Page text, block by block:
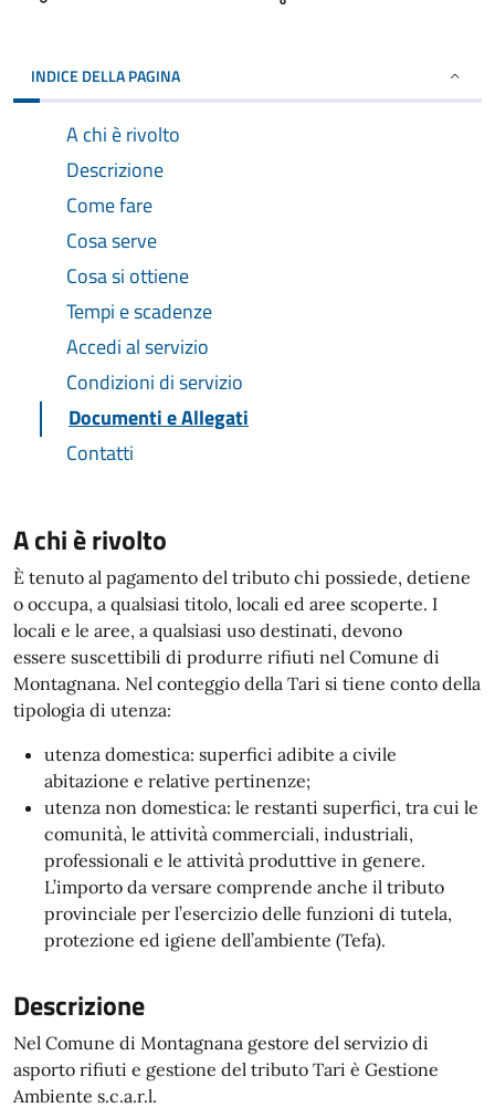
INDICE DELLA PAGINA
A chi è rivolto
Descrizione
Come fare
Cosa serve
Cosa si ottiene
Tempi e scadenze
Accedi al servizio
Condizioni di servizio
Documenti e Allegati
Contatti
A chi è rivolto
È tenuto al pagamento del tributo chi possiede, detiene
o occupa, a qualsiasi titolo, locali ed aree scoperte. I
locali e le aree, a qualsiasi uso destinati, devono
essere suscettibili di produrre rifiuti nel Comune di
Montagnana. Nel conteggio della Tari si tiene conto della
tipologia di utenza:
utenza domestica: superfici adibite a civile
abitazione e relative pertinenze;
utenza non domestica: le restanti superfici, tra cui le
comunità, le attività commerciali, industriali,
professionali e le attività produttive in genere.
L’importo da versare comprende anche il tributo
provinciale per l’esercizio delle funzioni di tutela,
protezione ed igiene dell’ambiente (Tefa).
Descrizione
Nel Comune di Montagnana gestore del servizio di
asporto rifiuti e gestione del tributo Tari è Gestione
Ambiente s.c.a.r.l.